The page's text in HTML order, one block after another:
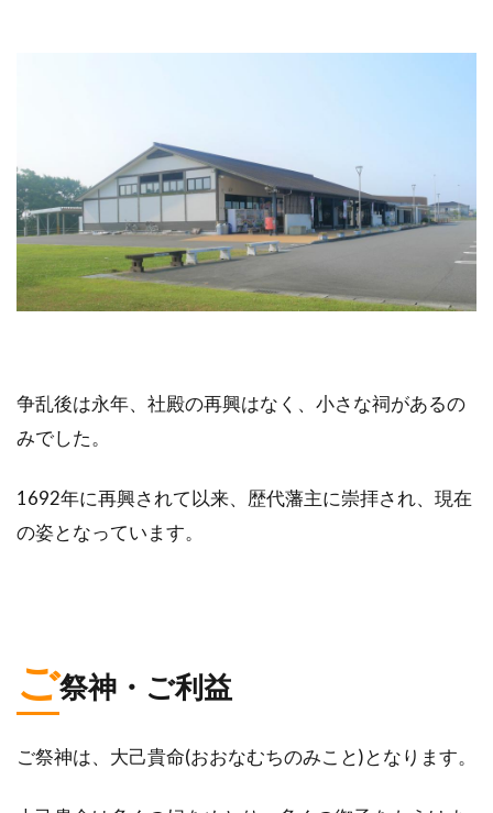
争乱後は永年、社殿の再興はなく、小さな祠があるの
みでした。
1692年に再興されて以来、歴代藩主に崇拝され、現在
の姿となっています。
ご祭神・ご利益
ご祭神は、大己貴命(おおなむちのみこと)となります。